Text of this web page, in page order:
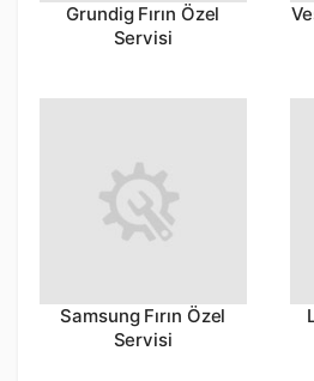
Grundig Fırın Özel
Servisi
Samsung Fırın Özel
Servisi